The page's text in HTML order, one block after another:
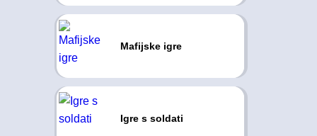
Mafijske igre
Igre s soldati